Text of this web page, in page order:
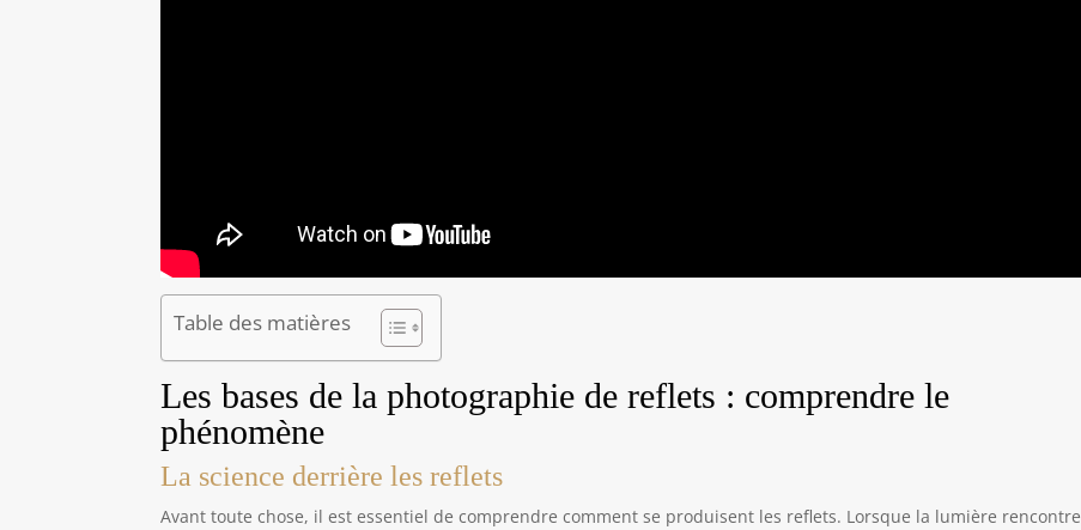
Table des matières
Les bases de la photographie de reflets : comprendre le
phénomène
La science derrière les reflets
Avant toute chose, il est essentiel de comprendre comment se produisent les reflets. Lorsque la lumière rencontre